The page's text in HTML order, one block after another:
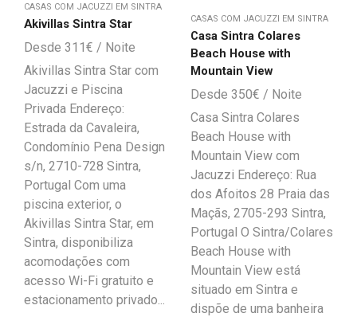
CASAS COM JACUZZI EM SINTRA
Akivillas Sintra Star
311€
Akivillas Sintra Star com
Jacuzzi e Piscina
Privada Endereço:
Estrada da Cavaleira,
Condomínio Pena Design
s/n, 2710-728 Sintra,
Portugal Com uma
piscina exterior, o
Akivillas Sintra Star, em
Sintra, disponibiliza
acomodações com
acesso Wi-Fi gratuito e
estacionamento privado...
CASAS COM JACUZZI EM SINTRA
Casa Sintra Colares
Beach House with
Mountain View
350€
Casa Sintra Colares
Beach House with
Mountain View com
Jacuzzi Endereço: Rua
dos Afoitos 28 Praia das
Maçãs, 2705-293 Sintra,
Portugal O Sintra/Colares
Beach House with
Mountain View está
situado em Sintra e
dispõe de uma banheira